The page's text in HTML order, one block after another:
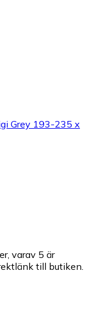
Grey 193-235 x
varav 5 är
till butiken.